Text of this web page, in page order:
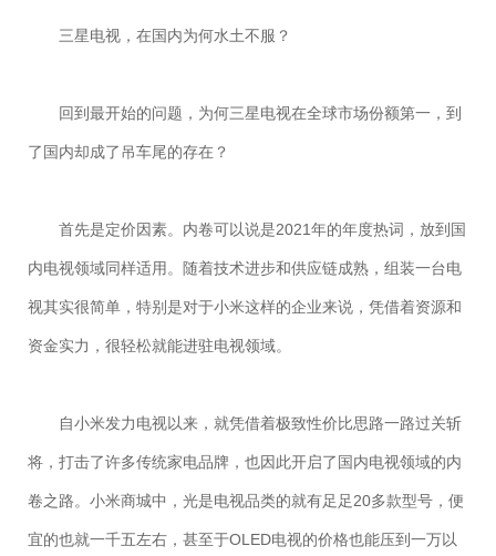
三星电视，在国内为何水土不服？
回到最开始的问题，为何三星电视在全球市场份额第一，到
了国内却成了吊车尾的存在？
首先是定价因素。内卷可以说是2021年的年度热词，放到国
内电视领域同样适用。随着技术进步和供应链成熟，组装一台电
视其实很简单，特别是对于小米这样的企业来说，凭借着资源和
资金实力，很轻松就能进驻电视领域。
自小米发力电视以来，就凭借着极致性价比思路一路过关斩
将，打击了许多传统家电品牌，也因此开启了国内电视领域的内
卷之路。小米商城中，光是电视品类的就有足足20多款型号，便
宜的也就一千五左右，甚至于OLED电视的价格也能压到一万以